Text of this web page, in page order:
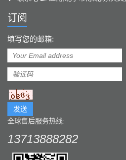
订阅
填写您的邮箱:
发送
全球售后服务热线:
13713888282